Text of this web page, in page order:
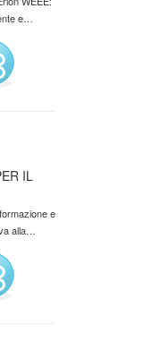
e…
IL
e
alla…